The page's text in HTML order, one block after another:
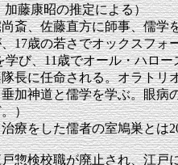
藤康昭の推定による）
斎、佐藤直方に師事、儒学
歳の若さでオックスフォ
、11歳でオール・ハロ
長に任命される。オラト
神道と儒学を学ぶ。眼病
）
をした儒者の室鳩巣とは
検校職が廃止され、江戸